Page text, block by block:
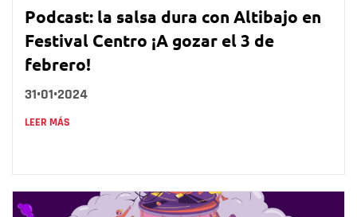
Podcast: la salsa dura con Altibajo en
Festival Centro ¡A gozar el 3 de
febrero!
31•01•2024
LEER MÁS